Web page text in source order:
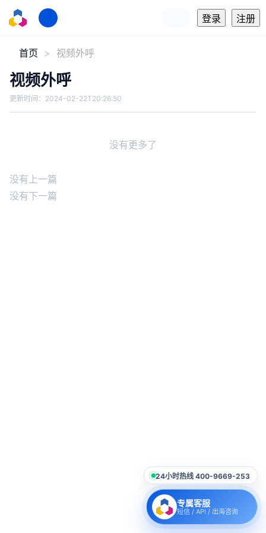
登录 注册
首页 视频外呼
视频外呼
更新时间： 2024-02-22T20:26:50
没有更多了
没有上一篇
没有下一篇
24小时热线 400-9669-253
专属客服
短信 / API / 出海咨询